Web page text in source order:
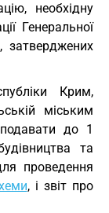
необхідну
Генеральної
затверджених
Крим,
міським
до 1
та
проведення
, і звіт про